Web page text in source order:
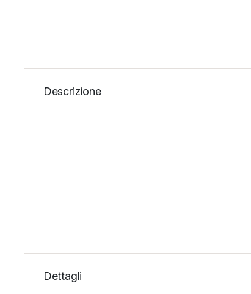
Descrizione
Dettagli